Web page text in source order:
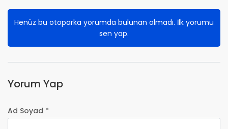
Henüz bu otoparka yorumda bulunan olmadı. İlk yorumu
sen yap.
Yorum Yap
Ad Soyad *